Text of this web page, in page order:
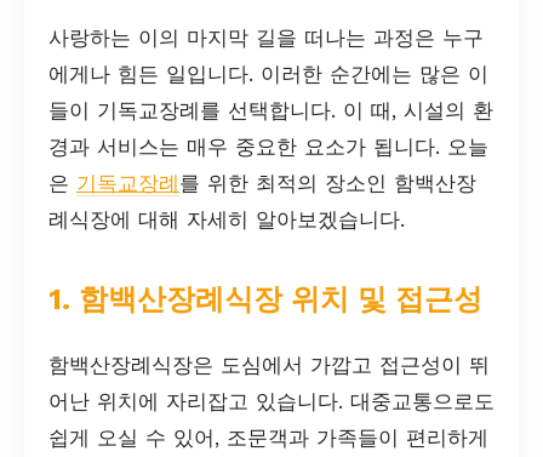
사랑하는 이의 마지막 길을 떠나는 과정은 누구
에게나 힘든 일입니다. 이러한 순간에는 많은 이
들이 기독교장례를 선택합니다. 이 때, 시설의 환
경과 서비스는 매우 중요한 요소가 됩니다. 오늘
은 기독교장례 를 위한 최적의 장소인 함백산장
례식장에 대해 자세히 알아보겠습니다.
1. 함백산장례식장 위치 및 접근성
함백산장례식장은 도심에서 가깝고 접근성이 뛰
어난 위치에 자리잡고 있습니다. 대중교통으로도
쉽게 오실 수 있어, 조문객과 가족들이 편리하게